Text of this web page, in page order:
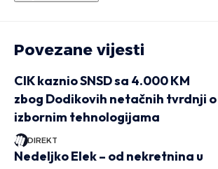
Povezane vijesti
CIK kaznio SNSD sa 4.000 KM
zbog Dodikovih netačnih tvrdnji o
izbornim tehnologijama
DIREKT
Nedeljko Elek – od nekretnina u